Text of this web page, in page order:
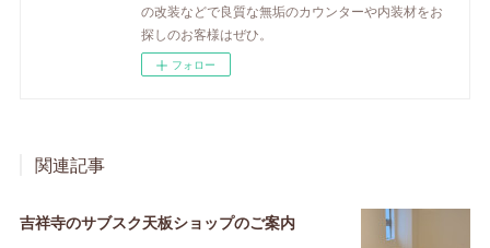
の改装などで良質な無垢のカウンターや内装材をお
探しのお客様はぜひ。
フォロー
関連記事
吉祥寺のサブスク天板ショップのご案内